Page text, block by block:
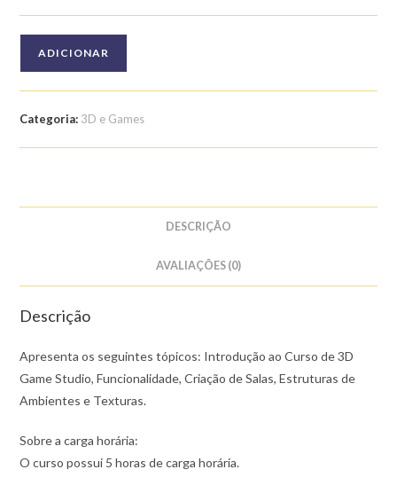
Curso
ADICIONAR
Categoria: 3D e Games
DESCRIÇÃO
AVALIAÇÕES (0)
Descrição
Apresenta os seguintes tópicos: Introdução ao Curso de 3D
Game Studio, Funcionalidade, Criação de Salas, Estruturas de
Ambientes e Texturas.
Sobre a carga horária:
O curso possui 5 horas de carga horária.